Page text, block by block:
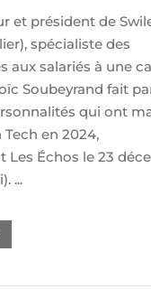
et président de
spécialiste des
aux salariés à une
Soubeyrand fait
qui ont
Tech en 2024,
Les Échos le 23
...